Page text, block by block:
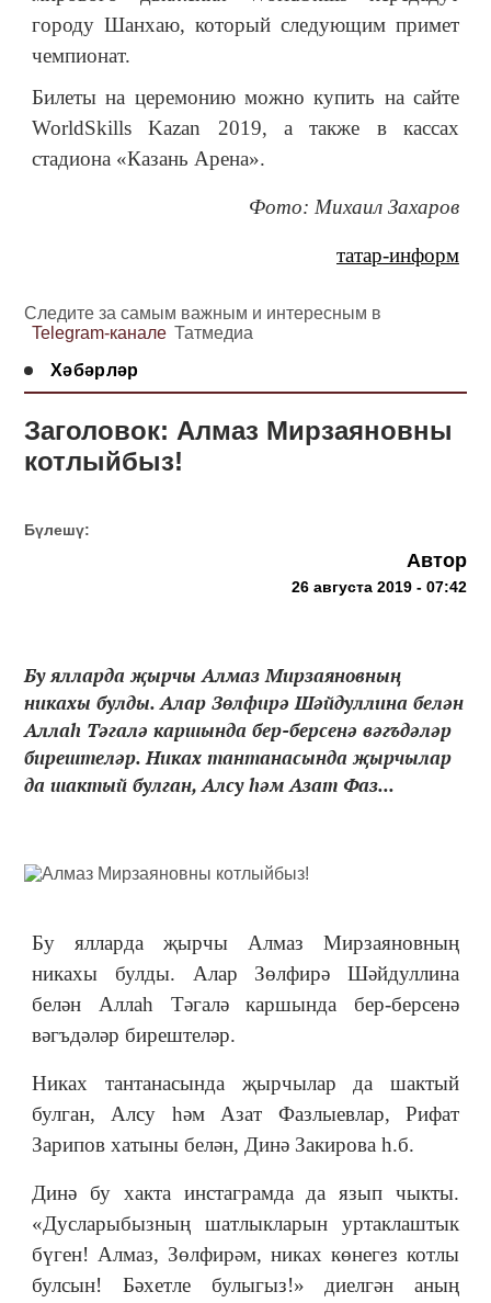
городу Шанхаю, который следующим примет
чемпионат.
Билеты на церемонию можно купить на сайте
WorldSkills Kazan 2019, а также в кассах
стадиона «Казань Арена».
Фото: Михаил Захаров
татар-информ
Следите за самым важным и интересным в
Telegram-канале Татмедиа
Хәбәрләр
Заголовок: Алмаз Мирзаяновны
котлыйбыз!
Бүлешү:
Автор
26 августа 2019 - 07:42
Бу ялларда җырчы Алмаз Мирзаяновның
никахы булды. Алар Зөлфирә Шәйдуллина белән
Аллаһ Тәгалә каршында бер-берсенә вәгъдәләр
бирештеләр. Никах тантанасында җырчылар
да шактый булган, Алсу һәм Азат Фаз...
Бу ялларда җырчы Алмаз Мирзаяновның
никахы булды. Алар Зөлфирә Шәйдуллина
белән Аллаһ Тәгалә каршында бер-берсенә
вәгъдәләр бирештеләр.
Никах тантанасында җырчылар да шактый
булган, Алсу һәм Азат Фазлыевлар, Рифат
Зарипов хатыны белән, Динә Закирова һ.б.
Динә бу хакта инстаграмда да язып чыкты.
«Дусларыбызның шатлыкларын уртаклаштык
бүген! Алмаз, Зөлфирәм, никах көнегез котлы
булсын! Бәхетле булыгыз!» диелгән аның